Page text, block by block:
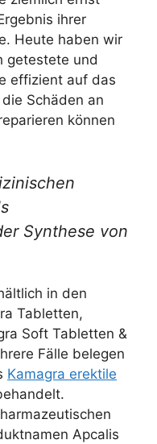
ihrer
Heute haben wir
getestete und
effizient auf das
Schäden an
können
Synthese von
in den
Tabletten,
Soft Tabletten &
Fälle belegen
Kamagra erektile
Apcalis